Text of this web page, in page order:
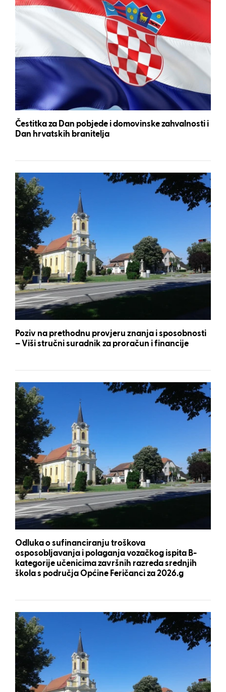
Čestitka za Dan pobjede i domovinske zahvalnosti i
Dan hrvatskih branitelja
Poziv na prethodnu provjeru znanja i sposobnosti
– Viši stručni suradnik za proračun i financije
Odluka o sufinanciranju troškova
osposobljavanja i polaganja vozačkog ispita B-
kategorije učenicima završnih razreda srednjih
škola s područja Općine Feričanci za 2026.g